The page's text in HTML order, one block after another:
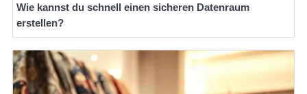
Wie kannst du schnell einen sicheren Datenraum
erstellen?